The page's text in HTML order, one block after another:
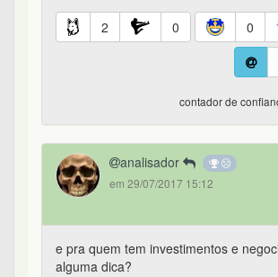
2 0 0
contador de
analisador
em 29/07/2017 15:12
e pra quem tem investimentos e
alguma dica?